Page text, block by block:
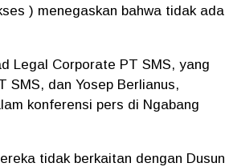
) menegaskan bahwa tidak ada
Legal Corporate PT SMS, yang
SMS, dan Yosep Berlianus,
konferensi pers di Ngabang
tidak berkaitan dengan Dusun